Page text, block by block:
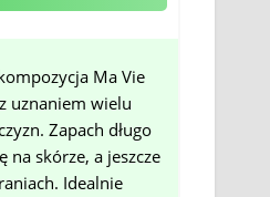
Ma Vie
uznaniem wielu
Zapach długo
na skórze, a jeszcze
Idealnie